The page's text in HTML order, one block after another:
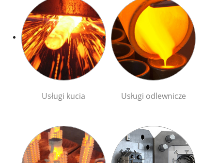
Usługi kucia Usługi odlewnicze